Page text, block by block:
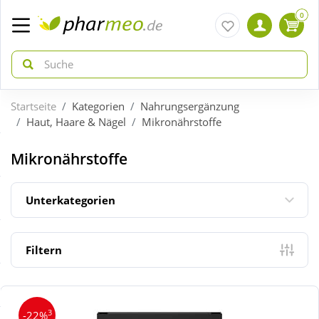
zurück
ÜBERSICHT AKTIONEN
Aktuelle Coupons
Neuheiten
zurück
ÜBERSICHT KATEGORIEN
Arzneimittel
Diabetes
0
Startseite Kategorien
Nahrungsergänzung
Haut, Haare & Nägel
Mikronährstoffe
Mikronährstoffe
Unterkategorien
Filtern
-22%3